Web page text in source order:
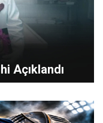
Açıklandı